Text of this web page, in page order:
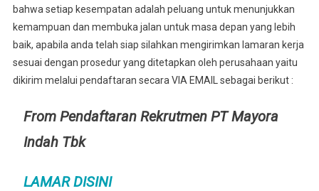
bahwa setiap kesempatan adalah peluang untuk menunjukkan
kemampuan dan membuka jalan untuk masa depan yang lebih
baik, apabila anda telah siap silahkan mengirimkan lamaran kerja
sesuai dengan prosedur yang ditetapkan oleh perusahaan yaitu
dikirim melalui pendaftaran secara VIA EMAIL sebagai berikut :
From Pendaftaran Rekrutmen PT Mayora
Indah Tbk
LAMAR DISINI